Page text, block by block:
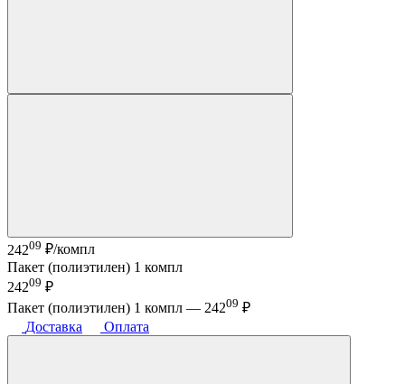
24209 ₽/компл
Пакет (полиэтилен) 1 компл
24209 ₽
Пакет (полиэтилен) 1 компл — 24209 ₽
Доставка
Оплата